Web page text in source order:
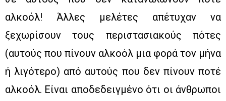
αλκοόλ! Άλλες μελέτες απέτυχαν να
ξεχωρίσουν τους περιστασιακούς πότες
(αυτούς που πίνουν αλκοόλ μια φορά τον μήνα
ή λιγότερο) από αυτούς που δεν πίνουν ποτέ
αλκοόλ. Είναι αποδεδειγμένο ότι οι άνθρωποι